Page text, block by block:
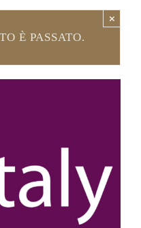
È PASSATO.
×